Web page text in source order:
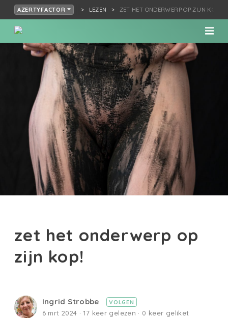
AZERTYFACTOR LEZEN ZET HET ONDERWERP OP ZIJN KOP!
zet het onderwerp op
zijn kop!
Ingrid Strobbe VOLGEN
6 mrt 2024 · 17 keer gelezen · 0 keer geliket